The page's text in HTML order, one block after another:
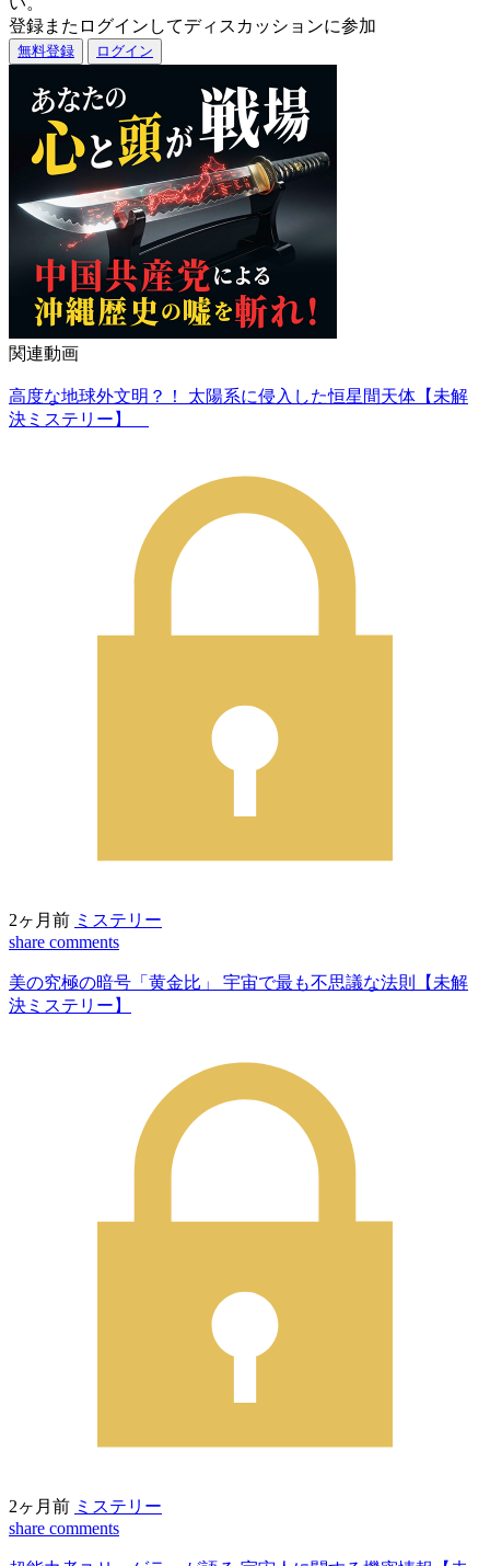
登録またログインしてディスカッションに参加
無料登録 ログイン
関連動画
高度な地球外文明？！ 太陽系に侵入した恒星間天体【未解
決ミステリー】
2ヶ月前 ミステリー
share comments
美の究極の暗号「黄金比」 宇宙で最も不思議な法則【未解
決ミステリー】
2ヶ月前 ミステリー
share comments